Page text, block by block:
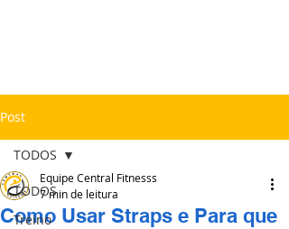
Post
TODOS
Treino
TODOS
Como Usar Straps e Para que
Equipe Central Fitnesss
7 min de leitura